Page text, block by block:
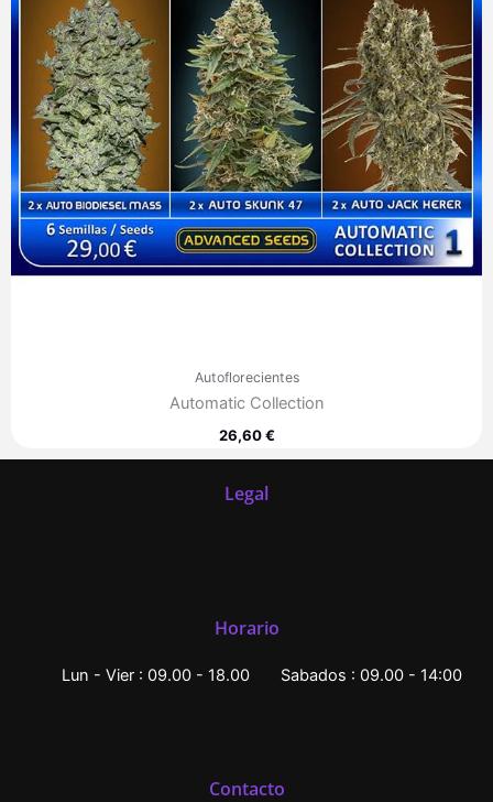
Autoflorecientes
Automatic Collection
26,60€
Legal
Horario
Lun - Vier : 09.00 - 18.00 Sabados : 09.00 - 14:00
Contacto